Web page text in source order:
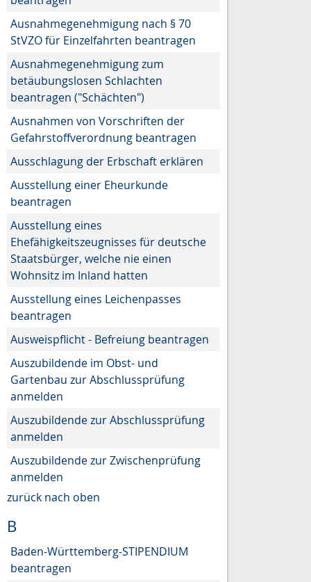
Ausnahmegenehmigung nach § 70
StVZO für Einzelfahrten beantragen
Ausnahmegenehmigung zum
betäubungslosen Schlachten
beantragen ("Schächten")
Ausnahmen von Vorschriften der
Gefahrstoffverordnung beantragen
Ausschlagung der Erbschaft erklären
Ausstellung einer Eheurkunde
beantragen
Ausstellung eines
Ehefähigkeitszeugnisses für deutsche
Staatsbürger, welche nie einen
Wohnsitz im Inland hatten
Ausstellung eines Leichenpasses
beantragen
Ausweispflicht - Befreiung beantragen
Auszubildende im Obst- und
Gartenbau zur Abschlussprüfung
anmelden
Auszubildende zur Abschlussprüfung
anmelden
Auszubildende zur Zwischenprüfung
anmelden
zurück nach oben
B
Baden-Württemberg-STIPENDIUM
beantragen